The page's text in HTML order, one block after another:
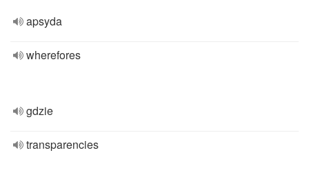
apsyda
wherefores
gdzie
transparencies